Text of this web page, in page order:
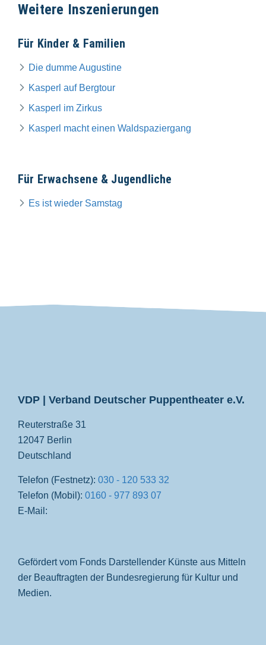
Weitere Inszenierungen
Für Kinder & Familien
Die dumme Augustine
Kasperl auf Bergtour
Kasperl im Zirkus
Kasperl macht einen Waldspaziergang
Für Erwachsene & Jugendliche
Es ist wieder Samstag
VDP | Verband Deutscher Puppentheater e.V.
Reuterstraße 31
12047 Berlin
Deutschland
Telefon (Festnetz): 030 - 120 533 32
Telefon (Mobil): 0160 - 977 893 07
E-Mail:
Gefördert vom Fonds Darstellender Künste aus Mitteln
der Beauftragten der Bundesregierung für Kultur und
Medien.